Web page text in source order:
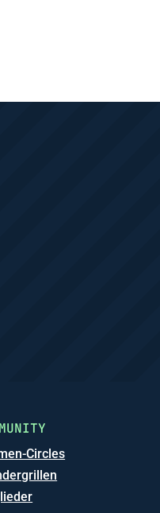
Circles